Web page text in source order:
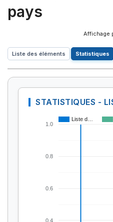
pays
Liste des éléments Statistiques
STATISTIQUES -
Liste d…
0.4
0.6
0.8
1.0